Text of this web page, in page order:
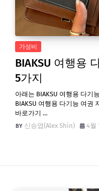
가성비
BIAKSU 여행용
5가지
아래는 BIAKSU 여행용 다기
BIAKSU 여행용 다기능 여권
바로가기 …
신승엽(Alex Shin)
4월